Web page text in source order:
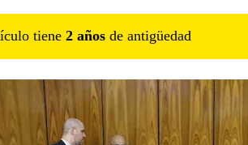
tiene 2 años de antigüedad